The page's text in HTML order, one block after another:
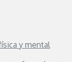
y mental